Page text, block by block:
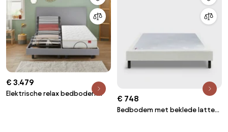
€ 3.479
Elektrische relax bedbodem
€ 748
Bedbodem met beklede latten